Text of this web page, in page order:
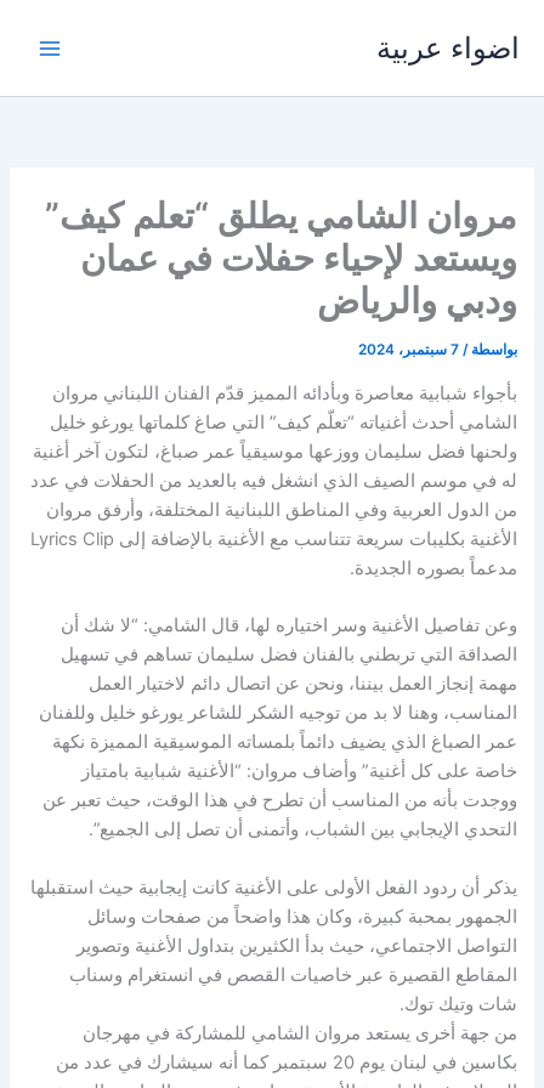
اضواء عربية
مروان الشامي يطلق “تعلم كيف”
ويستعد لإحياء حفلات في عمان
ودبي والرياض
بواسطة /7 سبتمبر، 2024
بأجواء شبابية معاصرة وبأدائه المميز قدّم الفنان اللبناني مروان
الشامي أحدث أغنياته “تعلّم كيف” التي صاغ كلماتها يورغو خليل
ولحنها فضل سليمان ووزعها موسيقياً عمر صباغ، لتكون آخر أغنية
له في موسم الصيف الذي انشغل فيه بالعديد من الحفلات في عدد
من الدول العربية وفي المناطق اللبنانية المختلفة، وأرفق مروان
الأغنية بكليبات سريعة تتناسب مع الأغنية بالإضافة إلى Lyrics Clip
مدعماً بصوره الجديدة.
وعن تفاصيل الأغنية وسر اختياره لها، قال الشامي: “لا شك أن
الصداقة التي تربطني بالفنان فضل سليمان تساهم في تسهيل
مهمة إنجاز العمل بيننا، ونحن عن اتصال دائم لاختيار العمل
المناسب، وهنا لا بد من توجيه الشكر للشاعر يورغو خليل وللفنان
عمر الصباغ الذي يضيف دائماً بلمساته الموسيقية المميزة نكهة
خاصة على كل أغنية” وأضاف مروان: “الأغنية شبابية بامتياز
ووجدت بأنه من المناسب أن تطرح في هذا الوقت، حيث تعبر عن
التحدي الإيجابي بين الشباب، وأتمنى أن تصل إلى الجميع”.
يذكر أن ردود الفعل الأولى على الأغنية كانت إيجابية حيث استقبلها
الجمهور بمحبة كبيرة، وكان هذا واضحاً من صفحات وسائل
التواصل الاجتماعي، حيث بدأ الكثيرين بتداول الأغنية وتصوير
المقاطع القصيرة عبر خاصيات القصص في انستغرام وسناب
شات وتيك توك.
من جهة أخرى يستعد مروان الشامي للمشاركة في مهرجان
بكاسين في لبنان يوم 20 سبتمبر كما أنه سيشارك في عدد من